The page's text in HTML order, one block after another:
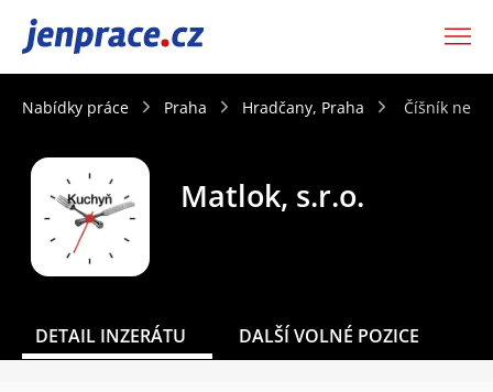
JenPráce.cz
Nabídky práce Praha Hradčany, Praha Číšník
Matlok, s.r.o.
DETAIL INZERÁTU DALŠÍ VOLNÉ POZICE